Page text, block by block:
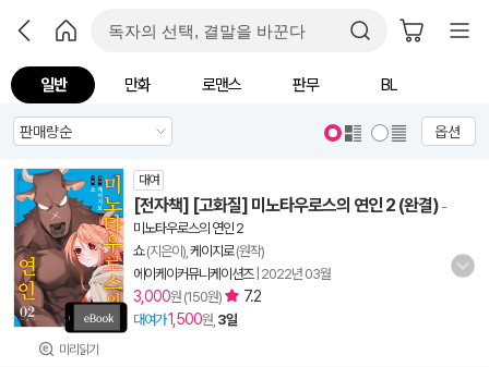
일반 만화 로맨스 판무 BL
옵션
미리읽기
대여
[전자책] [고화질] 미노타우로스의 연인 2 (완결) -
미노타우로스의 연인 2
쇼(지은이), 케이지로(원작)
에이케이커뮤니케이션즈| 2022년 03월
3,000원 (150원) 7.2
대여가1,500원, 3일